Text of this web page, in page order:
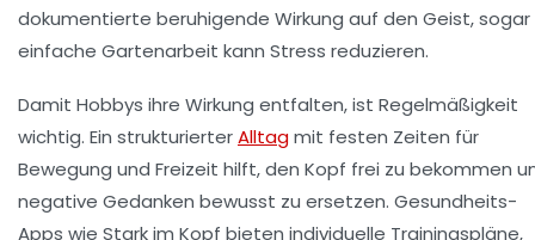
dokumentierte beruhigende Wirkung auf den Geist, sogar
einfache Gartenarbeit kann Stress reduzieren.
Damit Hobbys ihre Wirkung entfalten, ist Regelmäßigkeit
wichtig. Ein strukturierterAlltagmit festen Zeiten für
Bewegung und Freizeit hilft, den Kopf frei zu bekommen
negative Gedanken bewusst zu ersetzen. Gesundheits-
Apps wie Stark im Kopf bieten individuelle Trainingspläne,